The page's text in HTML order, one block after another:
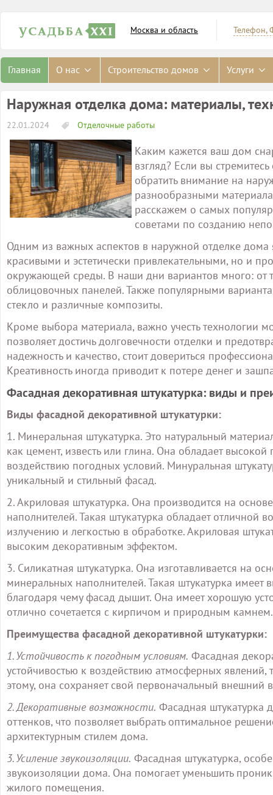
Телефон,
Москва и область
Главная О нас Строительство домов Услуги
Наружная отделка дома: материалы,
22.01.2024 Отделочные работы
Каким кажется ваш дом
взгляд? Если вы
обратить внимание на
разнообразными
расскажем о самых
советами по созданию
Одним из важных аспектов в наружной отделке
красивыми и эстетически привлекательными, но и
окружающей среды. В наши дни вариантов много:
облицовочных панелей. Также популярными
стекло и различные композиты.
Кроме выбора материала, важно учесть технологии
позволяет достичь долговечности отделки и
надежность и качество, стоит довериться
Креативность иногда приводит к потере денег и
Фасадная декоративная штукатурка: виды и
Виды фасадной декоративной штукатурки:
1. Минеральная штукатурка. Это натуральный
как цемент, известь или глина. Она обладает
воздействию погодных условий. Минуральная
уникальный и стильный фасад.
2. Акриловая штукатурка. Она производится на
наполнителей. Такая штукатурка обладает
излучению и легкостью в обработке. Акриловая
высоким декоративным эффектом.
3. Силикатная штукатурка. Она изготавливается на
минеральных наполнителей. Такая штукатурка
благодаря чему фасад дышит. Она имеет хорошую
отлично сочетается с кирпичом и природным камнем.
Преимущества фасадной декоративной штукатурки:
1. Устойчивость к погодным условиям. Фасадная
устойчивостью к воздействию атмосферных явлений,
этому, она сохраняет свой первоначальный
2. Декоративные возможности. Фасадная штукатурка
оттенков, что позволяет выбрать оптимальное
архитектурным стилем дома.
3. Усиление звукоизоляции. Фасадная штукатурка,
звукоизоляции дома. Она помогает уменьшить
жилого помещения.